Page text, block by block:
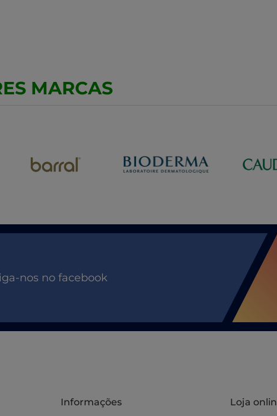
MARCAS
nos no facebook
Informações Loja